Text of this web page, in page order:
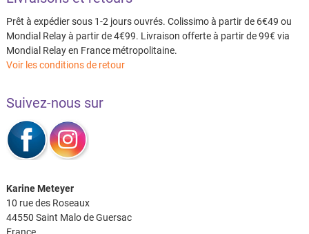
Prêt à expédier sous 1-2 jours ouvrés. Colissimo à partir de 6€49 ou
Mondial Relay à partir de 4€99. Livraison offerte à partir de 99€ via
Mondial Relay en France métropolitaine.
Voir les conditions de retour
Suivez-nous sur
Karine Meteyer
10 rue des Roseaux
44550 Saint Malo de Guersac